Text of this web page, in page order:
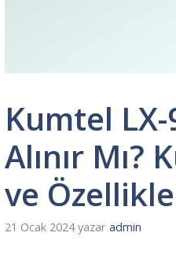
Kumtel LX-
Alınır Mı?
ve
21 Ocak 2024 yazar admin